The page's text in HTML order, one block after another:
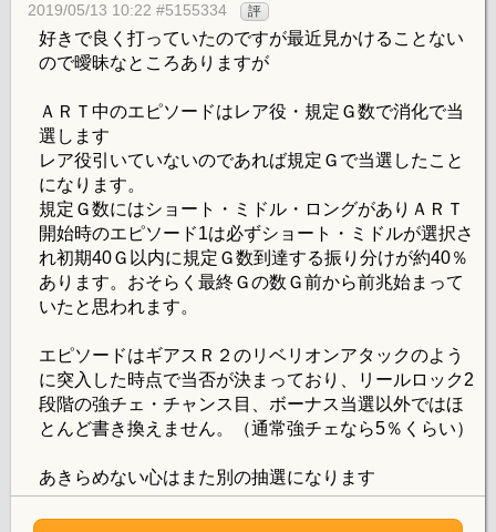
2019/05/13 10:22 #5155334 評
好きで良く打っていたのですが最近見かけることない
ので曖昧なところありますが
ＡＲＴ中のエピソードはレア役・規定Ｇ数で消化で当
選します
レア役引いていないのであれば規定Ｇで当選したこと
になります。
規定Ｇ数にはショート・ミドル・ロングがありＡＲＴ
開始時のエピソード1は必ずショート・ミドルが選択さ
れ初期40Ｇ以内に規定Ｇ数到達する振り分けが約40％
あります。おそらく最終Ｇの数Ｇ前から前兆始まって
いたと思われます。
エピソードはギアスＲ２のリベリオンアタックのよう
に突入した時点で当否が決まっており、リールロック2
段階の強チェ・チャンス目、ボーナス当選以外ではほ
とんど書き換えません。（通常強チェなら5％くらい）
あきらめない心はまた別の抽選になります